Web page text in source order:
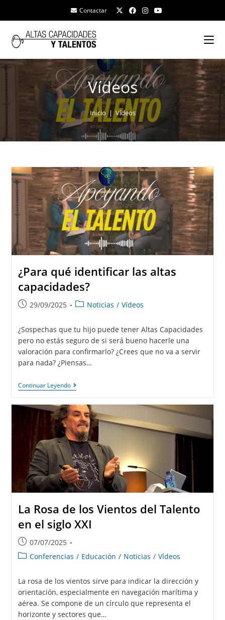
Contactar
Vídeos
Inicio | Vídeos
¿Para qué identificar las altas
capacidades?
29/09/2025 Noticias / Vídeos
¿Sospechas que tu hijo puede tener Altas Capacidades
pero no estás seguro de si será bueno hacerle una
valoración para confirmarlo? ¿Crees que no va a servir
para nada? ¿Piensas…
Continuar Leyendo
La Rosa de los Vientos del Talento
en el siglo XXI
07/07/2025
Conferencias / Educación / Noticias / Vídeos
La rosa de los vientos sirve para indicar la dirección y
orientación, especialmente en navegación marítima y
aérea. Se compone de un círculo que representa el
horizonte y sectores que…